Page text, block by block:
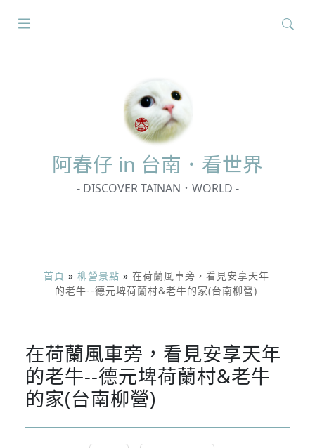
阿春仔 in 台南．看世界
- DISCOVER TAINAN．WORLD -
首頁 » 柳營景點 » 在荷蘭風車旁，看見安享天年
的老牛--德元埤荷蘭村&老牛的家(台南柳營)
在荷蘭風車旁，看見安享天年
的老牛--德元埤荷蘭村&老牛
的家(台南柳營)